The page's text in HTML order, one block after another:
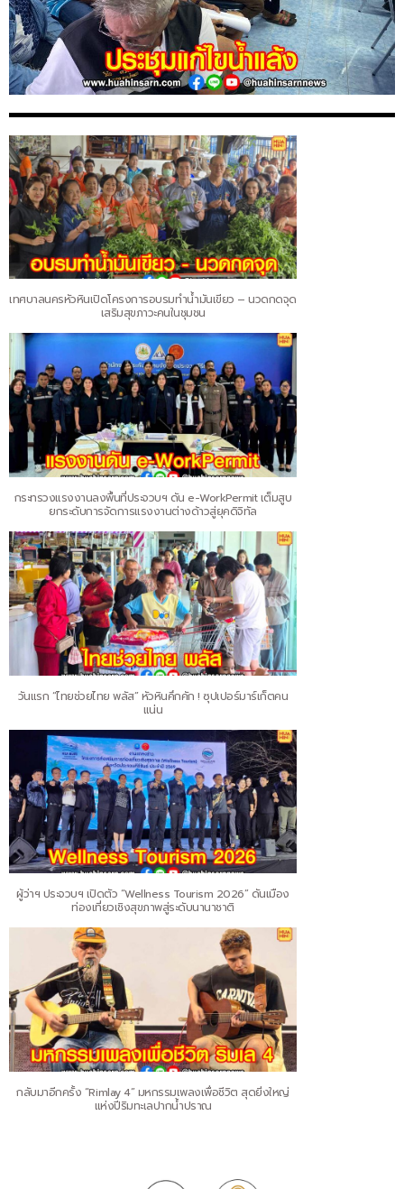
เทศบาลนครหัวหินเปิดโครงการอบรมทำน้ำมันเขียว – นวดกดจุด
เสริมสุขภาวะคนในชุมชน
กระทรวงแรงงานลงพื้นที่ประจวบฯ ดัน e-WorkPermit เต็มสูบ
ยกระดับการจัดการแรงงานต่างด้าวสู่ยุคดิจิทัล
วันแรก “ไทยช่วยไทย พลัส” หัวหินคึกคัก ! ซุปเปอร์มาร์เก็ตคน
แน่น
ผู้ว่าฯ ประจวบฯ เปิดตัว “Wellness Tourism 2026” ดันเมือง
ท่องเที่ยวเชิงสุขภาพสู่ระดับนานาชาติ
กลับมาอีกครั้ง “Rimlay 4” มหกรรมเพลงเพื่อชีวิต สุดยิ่งใหญ่
แห่งปีริมทะเลปากน้ำปราณ